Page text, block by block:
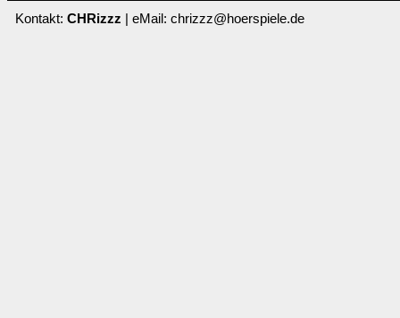
Kontakt: CHRizzz | eMail: chrizzz@hoerspiele.de